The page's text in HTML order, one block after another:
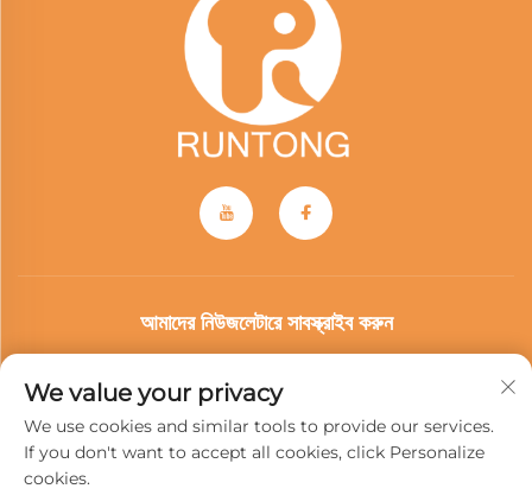
আমাদের নিউজলেটারে সাবস্ক্রাইব করুন
আমাদের নিউজলেটারে যোগ দিন সর্বশেষ শিল্প সংবাদ, আপডেট এবং আমাদের দলের অন্তর্দৃষ্টি পেতে।
We value your privacy
We use cookies and similar tools to provide our services.
If you don't want to accept all cookies, click Personalize
cookies.